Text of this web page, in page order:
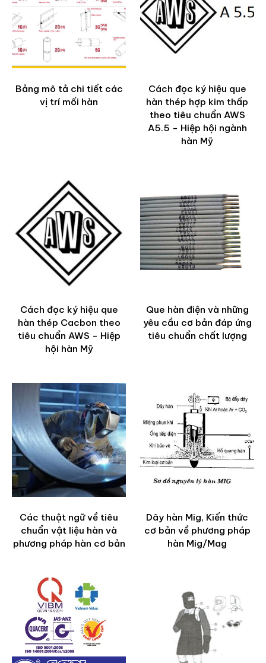
Bảng mô tả chi tiết các
vị trí mối hàn
Cách đọc ký hiệu que
hàn thép hợp kim thấp
theo tiêu chuẩn AWS
A5.5 - Hiệp hội ngành
hàn Mỹ
Cách đọc ký hiệu que
hàn thép Cacbon theo
tiêu chuẩn AWS - Hiệp
hội hàn Mỹ
Que hàn điện và những
yêu cầu cơ bản đáp ứng
tiêu chuẩn chất lượng
Các thuật ngữ về tiêu
chuẩn vật liệu hàn và
phương pháp hàn cơ bản
Dây hàn Mig, Kiến thức
cơ bản về phương pháp
hàn Mig/Mag